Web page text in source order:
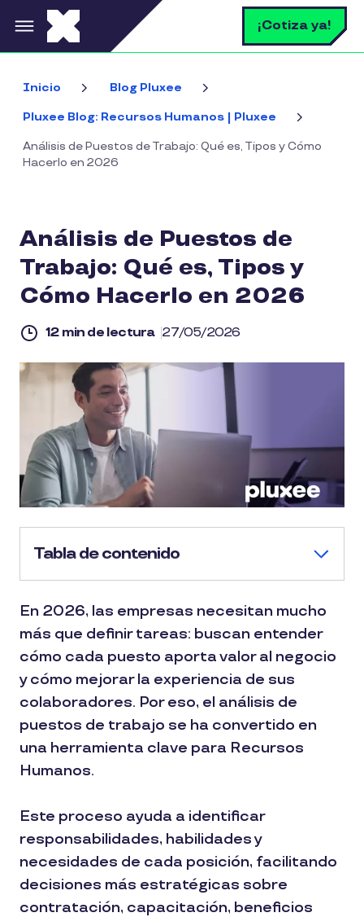
Pasar al contenido principal ¡Cotiza ya!
Inicio Blog Pluxee
Pluxee Blog: Recursos Humanos | Pluxee
Análisis de Puestos de Trabajo: Qué es, Tipos y Cómo
Hacerlo en 2026
Análisis de Puestos de
Trabajo: Qué es, Tipos y
Cómo Hacerlo en 2026
12 min de lectura 27/05/2026
Tabla de contenido
En 2026, las empresas necesitan mucho
más que definir tareas: buscan entender
cómo cada puesto aporta valor al negocio
y cómo mejorar la experiencia de sus
colaboradores. Por eso, el análisis de
puestos de trabajo se ha convertido en
una herramienta clave para Recursos
Humanos.
Este proceso ayuda a identificar
responsabilidades, habilidades y
necesidades de cada posición, facilitando
decisiones más estratégicas sobre
contratación, capacitación, beneficios